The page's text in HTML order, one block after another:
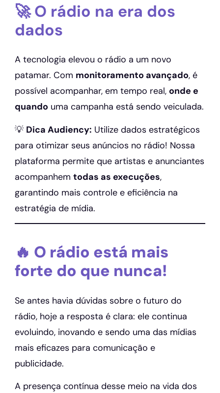
🚀 O rádio na era dos
dados
A tecnologia elevou o rádio a um novo
patamar. Com monitoramento avançado, é
possível acompanhar, em tempo real, onde e
quando uma campanha está sendo veiculada.
💡 Dica Audiency: Utilize dados estratégicos
para otimizar seus anúncios no rádio! Nossa
plataforma permite que artistas e anunciantes
acompanhem todas as execuções,
garantindo mais controle e eficiência na
estratégia de mídia.
🔥 O rádio está mais
forte do que nunca!
Se antes havia dúvidas sobre o futuro do
rádio, hoje a resposta é clara: ele continua
evoluindo, inovando e sendo uma das mídias
mais eficazes para comunicação e
publicidade.
A presença contínua desse meio na vida dos